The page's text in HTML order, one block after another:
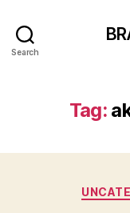
Search
Tag: